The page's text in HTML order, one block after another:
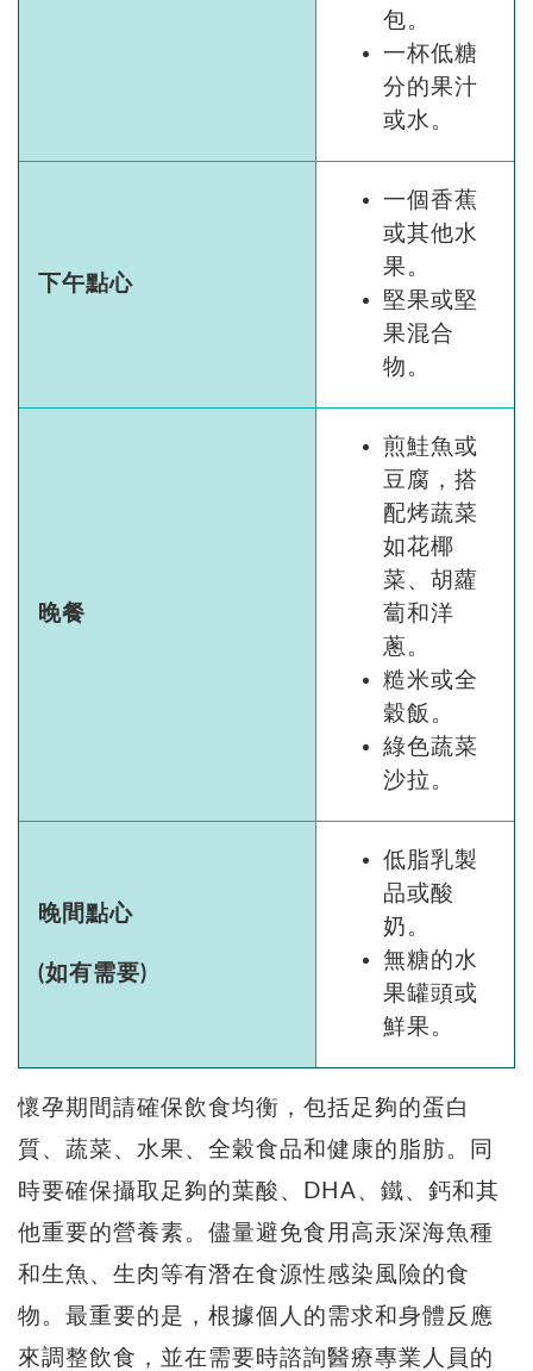
包。
一杯低糖
分的果汁
或水。
下午點心
一個香蕉
或其他水
果。
堅果或堅
果混合
物。
晚餐
煎鮭魚或
豆腐，搭
配烤蔬菜
如花椰
菜、胡蘿
蔔和洋
蔥。
糙米或全
穀飯。
綠色蔬菜
沙拉。
晚間點心
(如有需要)
低脂乳製
品或酸
奶。
無糖的水
果罐頭或
鮮果。
懷孕期間請確保飲食均衡，包括足夠的蛋白
質、蔬菜、水果、全穀食品和健康的脂肪。同
時要確保攝取足夠的葉酸、DHA、鐵、鈣和其
他重要的營養素。儘量避免食用高汞深海魚種
和生魚、生肉等有潛在食源性感染風險的食
物。最重要的是，根據個人的需求和身體反應
來調整飲食，並在需要時諮詢醫療專業人員的